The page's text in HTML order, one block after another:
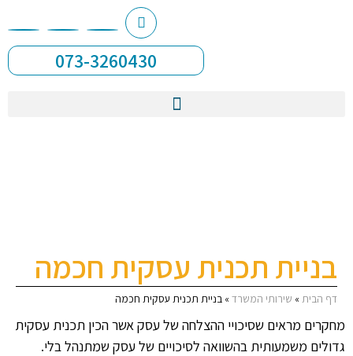
073-3260430
בניית תכנית עסקית חכמה
דף הבית» שירותי המשרד» בניית תכנית עסקית חכמה
מחקרים מראים שסיכויי ההצלחה של עסק אשר הכין תכנית עסקית
גדולים משמעותית בהשוואה לסיכויים של עסק שמתנהל בלי.